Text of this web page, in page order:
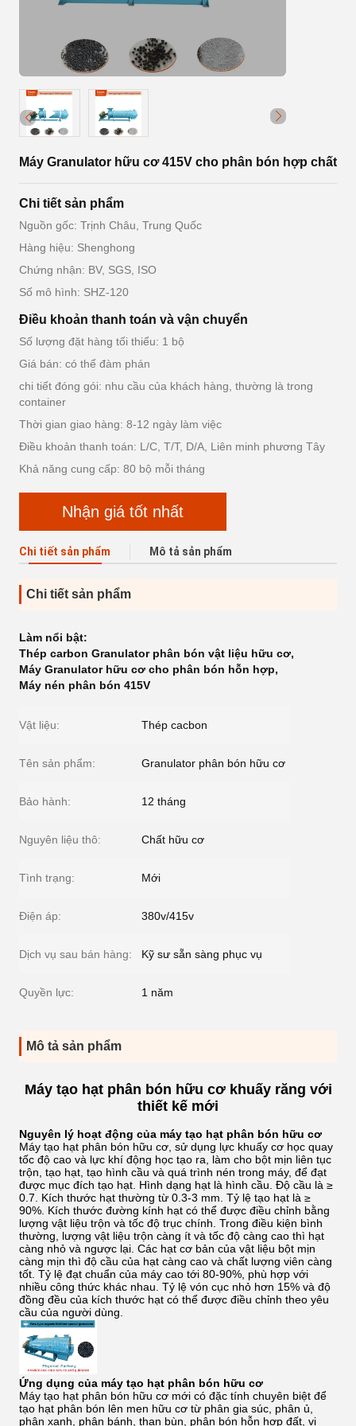
Máy Granulator hữu cơ 415V cho phân bón hợp chất
Chi tiết sản phẩm
Nguồn gốc: Trịnh Châu, Trung Quốc
Hàng hiệu: Shenghong
Chứng nhận: BV, SGS, ISO
Số mô hình: SHZ-120
Điều khoản thanh toán và vận chuyển
Số lượng đặt hàng tối thiểu: 1 bộ
Giá bán: có thể đàm phán
chi tiết đóng gói: nhu cầu của khách hàng, thường là trong
container
Thời gian giao hàng: 8-12 ngày làm việc
Điều khoản thanh toán: L/C, T/T, D/A, Liên minh phương Tây
Khả năng cung cấp: 80 bộ mỗi tháng
Nhận giá tốt nhất
Chi tiết sản phẩm Mô tả sản phẩm
Chi tiết sản phẩm
Làm nổi bật:
Thép carbon Granulator phân bón vật liệu hữu cơ,
Máy Granulator hữu cơ cho phân bón hỗn hợp,
Máy nén phân bón 415V
Vật liệu: Thép cacbon
Tên sản phẩm: Granulator phân bón hữu cơ
Bảo hành: 12 tháng
Nguyên liệu thô: Chất hữu cơ
Tình trạng: Mới
Điện áp: 380v/415v
Dịch vụ sau bán hàng: Kỹ sư sẵn sàng phục vụ
Quyền lực: 1 năm
Mô tả sản phẩm
Máy tạo hạt phân bón hữu cơ khuấy răng với
thiết kế mới
Nguyên lý hoạt động của máy tạo hạt phân bón hữu cơ
Máy tạo hạt phân bón hữu cơ, sử dụng lực khuấy cơ học quay
tốc độ cao và lực khí động học tạo ra, làm cho bột mịn liên tục
trộn, tạo hạt, tạo hình cầu và quá trình nén trong máy, để đạt
được mục đích tạo hạt. Hình dạng hạt là hình cầu. Độ cầu là ≥
0.7. Kích thước hạt thường từ 0.3-3 mm. Tỷ lệ tạo hạt là ≥
90%. Kích thước đường kính hạt có thể được điều chỉnh bằng
lượng vật liệu trộn và tốc độ trục chính. Trong điều kiện bình
thường, lượng vật liệu trộn càng ít và tốc độ càng cao thì hạt
càng nhỏ và ngược lại. Các hạt cơ bản của vật liệu bột mịn
càng mịn thì độ cầu của hạt càng cao và chất lượng viên càng
tốt. Tỷ lệ đạt chuẩn của máy cao tới 80-90%, phù hợp với
nhiều công thức khác nhau. Tỷ lệ vón cục nhỏ hơn 15% và độ
đồng đều của kích thước hạt có thể được điều chỉnh theo yêu
cầu của người dùng.
Ứng dụng của máy tạo hạt phân bón hữu cơ
Máy tạo hạt phân bón hữu cơ mới có đặc tính chuyên biệt để
tạo hạt phân bón lên men hữu cơ từ phân gia súc, phân ủ,
phân xanh, phân bánh, than bùn, phân bón hỗn hợp đất, vi